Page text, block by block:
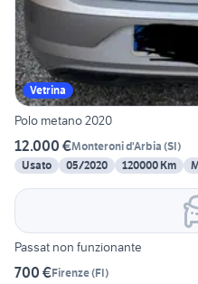
Vetrina
Polo metano 2020
12.000 €Monteroni d'Arbia (SI)
Usato
05/2020 120000 Km
Passat non funzionante
700 €Firenze(FI)